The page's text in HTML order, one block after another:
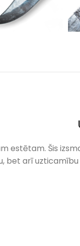
estētam. Šis
bet arī